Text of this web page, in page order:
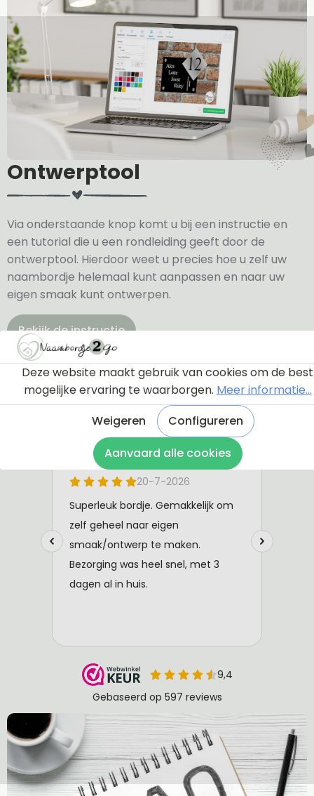
Ontwerptool
Via onderstaande knop komt u bij een instructie en
een tutorial die u een rondleiding geeft door de
ontwerptool. Hierdoor weet u precies hoe u zelf uw
naambordje helemaal kunt aanpassen en naar uw
eigen smaak kunt ontwerpen.
Bekijk de instructie
Deze website maakt gebruik van cookies om de best
mogelijke ervaring te waarborgen. Meer informatie...
Weigeren
Configureren
Aanvaard alle cookies